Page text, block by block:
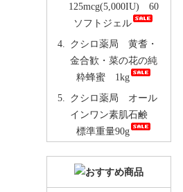
125mcg(5,000IU) 60
ソフトジェル
クシロ薬局 黄耆・
金合歓・菜の花の純
粋蜂蜜 1kg
クシロ薬局 オール
インワン素肌石鹸
標準重量90g